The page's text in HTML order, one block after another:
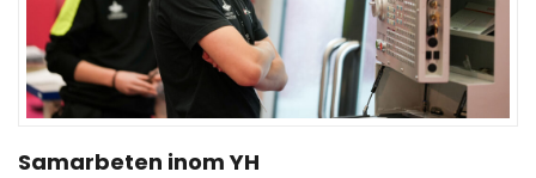
Samarbeten inom YH